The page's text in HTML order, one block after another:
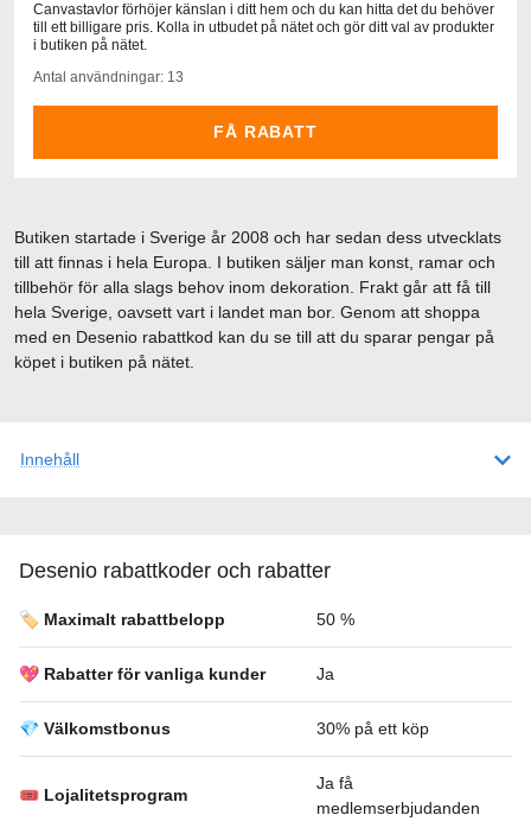
Canvastavlor förhöjer känslan i ditt hem och du kan hitta det du behöver
till ett billigare pris. Kolla in utbudet på nätet och gör ditt val av produkter
i butiken på nätet.
Antal användningar: 13
FÅ RABATT
Innehåll
Desenio rabattkoder och rabatter
🏷️ Maximalt rabattbelopp 50 %
💖 Rabatter för vanliga kunder Ja
💎 Välkomstbonus 30% på ett köp
🎟 Lojalitetsprogram
Ja få
medlemserbjudanden
Butiken startade i Sverige år 2008 och har sedan dess utvecklats
till att finnas i hela Europa. I butiken säljer man konst, ramar och
tillbehör för alla slags behov inom dekoration. Frakt går att få till
hela Sverige, oavsett vart i landet man bor. Genom att shoppa
med en Desenio rabattkod kan du se till att du sparar pengar på
köpet i butiken på nätet.